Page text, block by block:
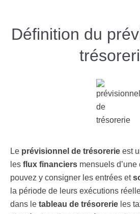
Définition du
Le prévisionnel de trésorerie est
les flux financiers mensuels
pouvez y consigner les entrées et
la période de leurs exécutions
dans le tableau de trésorerie les